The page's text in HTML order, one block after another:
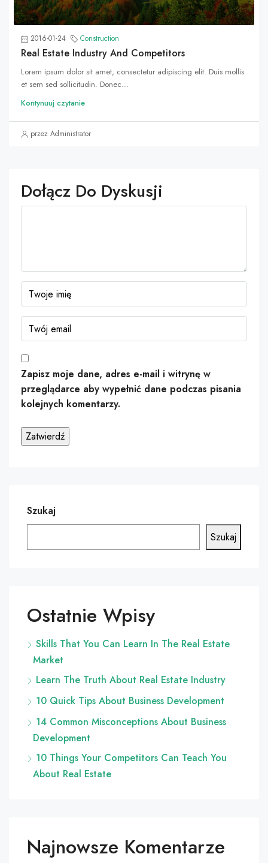
2016-01-24 Construction
Real Estate Industry And Competitors
Lorem ipsum dolor sit amet, consectetur adipiscing elit. Duis mollis
et sem sed sollicitudin. Donec...
Kontynuuj czytanie
przez Administrator
Dołącz Do Dyskusji
Zapisz moje dane, adres e-mail i witrynę w
przeglądarce aby wypełnić dane podczas pisania
kolejnych komentarzy.
Szukaj
Szukaj
Ostatnie Wpisy
Skills That You Can Learn In The Real Estate
Market
Learn The Truth About Real Estate Industry
10 Quick Tips About Business Development
14 Common Misconceptions About Business
Development
10 Things Your Competitors Can Teach You
About Real Estate
Najnowsze Komentarze